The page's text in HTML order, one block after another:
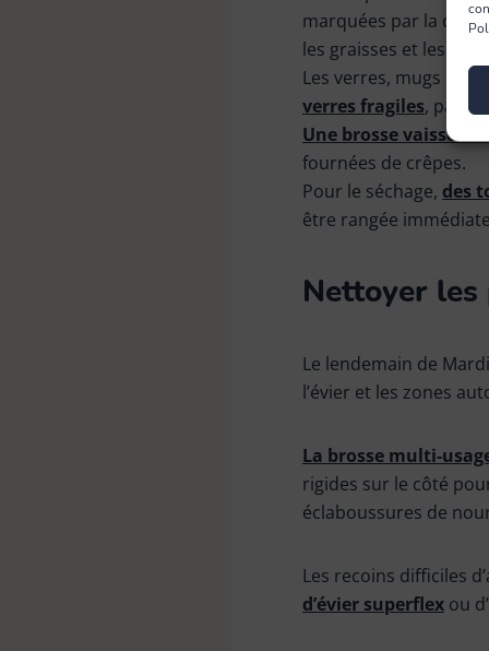
marquées par la
les graisses et les
Les verres, mugs et
verres fragiles,
Une brosse vaisselle
fournées de crêpes.
Pour le séchage, des
être rangée
Nettoyer
Le lendemain de
l’évier et les zones
La brosse multi-
rigides sur le côté
éclaboussures de
Les recoins difficiles
d’évier superflex ou